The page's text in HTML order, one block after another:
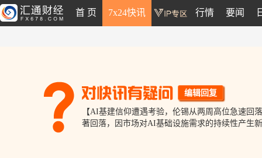
首 页 7x24快讯 行情 要闻
【AI基建信仰遭遇考验，伦锡从两周高位急速回
著回落，因市场对AI基础设施需求的持续性产生
编辑回复